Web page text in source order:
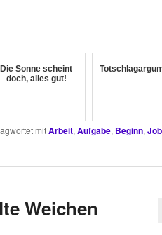
Die Sonne scheint
doch, alles gut!
mitArbeit, Aufgabe, Beginn, Job
Weichen